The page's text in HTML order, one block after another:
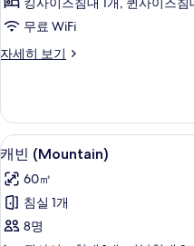
도,
실
개
(Loft
-
King,
Queen)
사
진
무료 WiFi
자세히 보기
디
도,
침
실
개
(Loft
King,
캐
빈
(Mountain)
사
진
8
캐빈 (Mountain)
60㎡
침실 1개
8명